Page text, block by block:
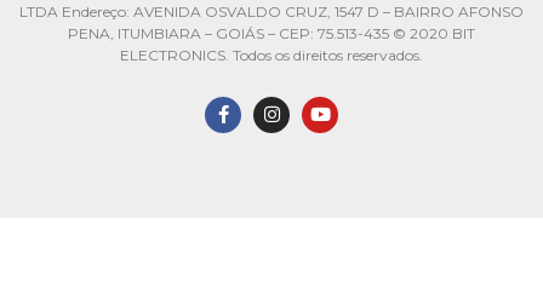
LTDA Endereço: AVENIDA OSVALDO CRUZ, 1547 D – BAIRRO AFONSO
PENA, ITUMBIARA – GOIÁS – CEP: 75.513-435 © 2020 BIT
ELECTRONICS. Todos os direitos reservados.